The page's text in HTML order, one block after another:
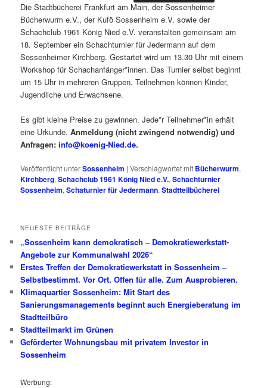
Die Stadtbücherei Frankfurt am Main, der Sossenheimer
Bücherwurm e.V., der Kufö Sossenheim e.V. sowie der
Schachclub 1961 König Nied e.V. veranstalten gemeinsam am
18. September ein Schachturnier für Jedermann auf dem
Sossenheimer Kirchberg. Gestartet wird um 13.30 Uhr mit einem
Workshop für Schachanfänger*innen. Das Turnier selbst beginnt
um 15 Uhr in mehreren Gruppen. Teilnehmen können Kinder,
Jugendliche und Erwachsene.
Es gibt kleine Preise zu gewinnen. Jede*r Teilnehmer*in erhält
eine Urkunde.Anmeldung (nicht zwingend notwendig) und
Anfragen:info@koenig-Nied.de.
Veröffentlicht unterSossenheim |Verschlagwortet mit Bücherwurm,
Kirchberg,Schachclub 1961 König Nied e.V.,Schachturnier
Sossenheim,Schaturnier für Jedermann,Stadtteilbücherei
NEUESTE BEITRÄGE
„Sossenheim kann demokratisch – Demokratiewerkstatt-
Angebote zur Kommunalwahl 2026“
Erstes Treffen der Demokratiewerkstatt in Sossenheim –
Selbstbestimmt. Vor Ort. Offen für alle. Zum Ausprobieren.
Klimaquartier Sossenheim: Mit Start des
Sanierungsmanagements beginnt auch Energieberatung im
Stadtteilbüro
Stadtteilmarkt im Grünen
Geförderter Wohnungsbau mit privatem Investor in
Sossenheim
Werbung: